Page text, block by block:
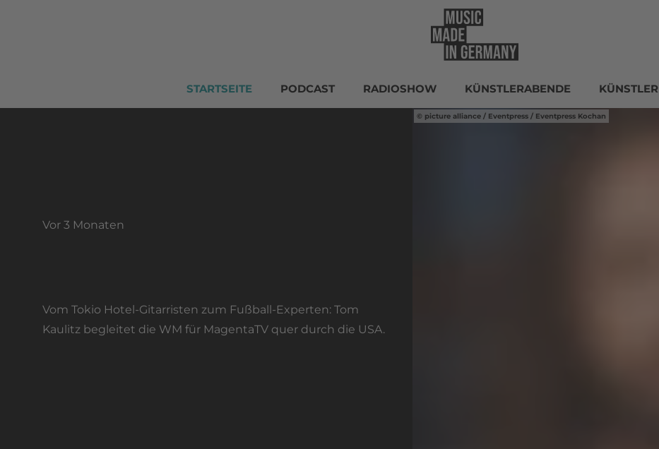
STARTSEITE PODCAST RADIOSHOW KÜNSTLERABENDE KÜNSTLER
picture alliance / Eventpress / Eventpress Kochan
vor 3 Monaten
Vom Tokio Hotel-Gitarristen zum Fußball-Experten: Tom
Kaulitz begleitet die WM für MagentaTV quer durch die USA.